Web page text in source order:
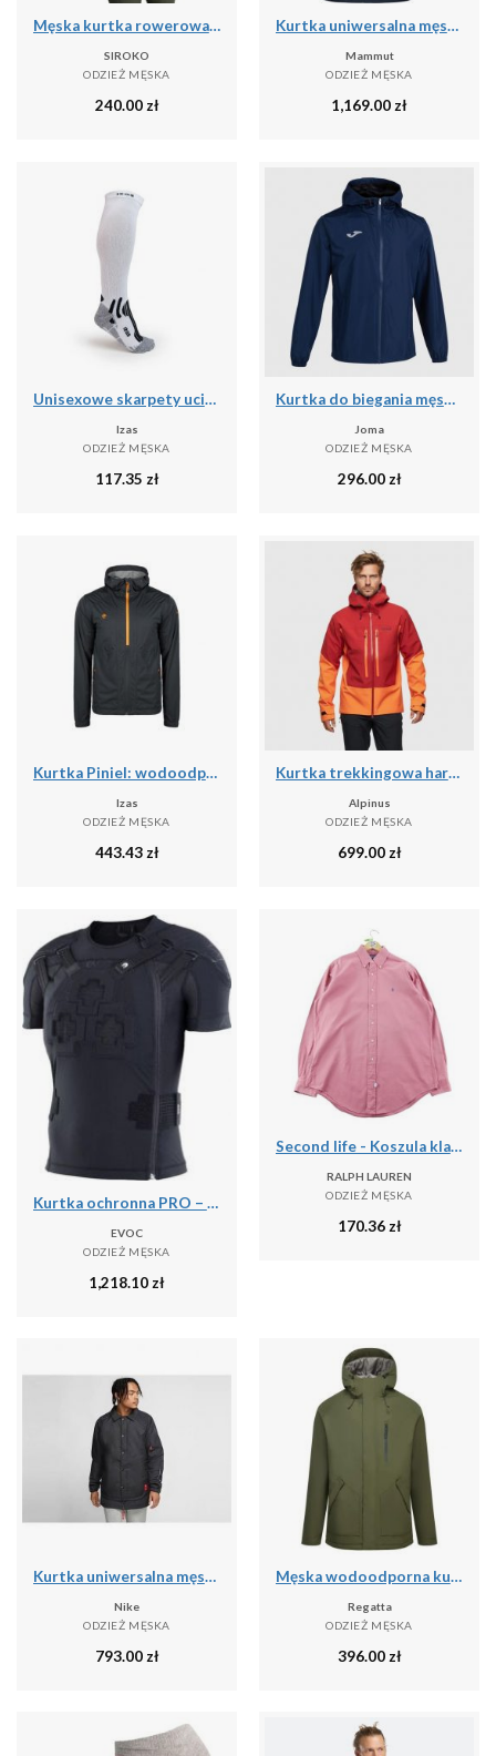
Męska kurtka rowerowa softshell Kolarstwo Siroko J1 Furkapass
SIROKO
ODZIEŻ MĘSKA
240.00zł
Kurtka uniwersalna męska Mammut Treeline Light Hs
Mammut
ODZIEŻ MĘSKA
1,169.00zł
Unisexowe skarpety uciskowe o średnim stopniu ucisku - wysokie skarpety narciars
Izas
ODZIEŻ MĘSKA
117.35 zł
Kurtka do biegania męska Joma Elite VIII przeciwdeszczowa
Joma
ODZIEŻ MĘSKA
296.00zł
Kurtka Piniel: wodoodporna, oddychająca i wiatroszczelna na deszczowe przygody
Izas
ODZIEŻ MĘSKA
443.43zł
Kurtka trekkingowa hardshell męska Alpinus Besso
Alpinus
ODZIEŻ MĘSKA
699.00zł
Kurtka ochronna PRO – LITESHIELD FLEX
EVOC
ODZIEŻ MĘSKA
1,218.10 zł
Second life - Koszula klasyczna męska jednolita - Stan bardzo dobry
RALPH LAUREN
ODZIEŻ MĘSKA
170.36zł
Kurtka uniwersalna męska Nike Kyrie Protect
Nike
ODZIEŻ MĘSKA
793.00 zł
Męska wodoodporna kurtka Slyvan
Regatta
ODZIEŻ MĘSKA
396.00 zł